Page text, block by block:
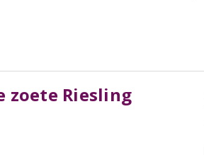
zoete Riesling